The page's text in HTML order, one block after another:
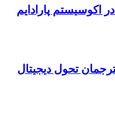
اکوسیستم پارادایم
تحول دیجیتال